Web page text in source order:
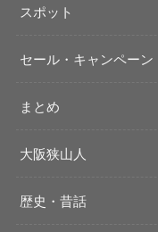
スポット
セール・キャンペーン
まとめ
大阪狭山人
歴史・昔話